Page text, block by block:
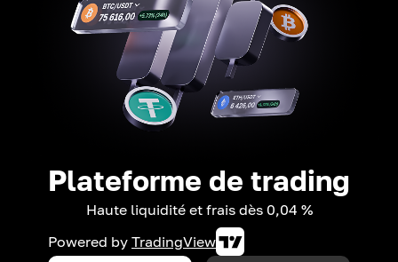
Plateforme de trading
Haute liquidité et frais dès 0,04 %
Powered by TradingView